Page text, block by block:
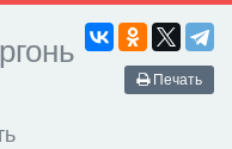
Печать